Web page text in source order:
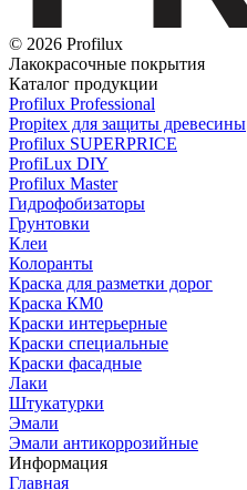
© 2026 Profilux
Лакокрасочные покрытия
Каталог продукции
Profilux Professional
Propitex для защиты древесины
Profilux SUPERPRICE
ProfiLux DIY
Profilux Master
Гидрофобизаторы
Грунтовки
Клеи
Колоранты
Краска для разметки дорог
Краска КМ0
Краски интерьерные
Краски специальные
Краски фасадные
Лаки
Штукатурки
Эмали
Эмали антикоррозийные
Информация
Главная